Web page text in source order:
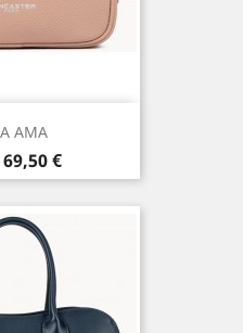
AMA
Prix
69,50 €